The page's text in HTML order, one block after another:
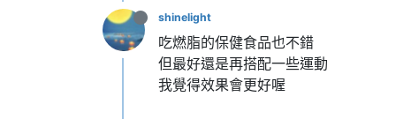
shinelight
吃燃脂的保健食品也不錯
但最好還是再搭配一些運動
我覺得效果會更好喔